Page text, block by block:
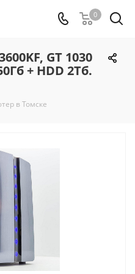
0
GT 1030
+ HDD 2Тб.
в Томске